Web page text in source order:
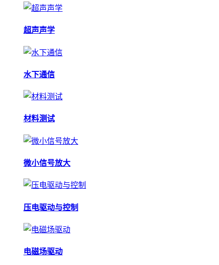
超声声学
水下通信
材料测试
微小信号放大
压电驱动与控制
电磁场驱动